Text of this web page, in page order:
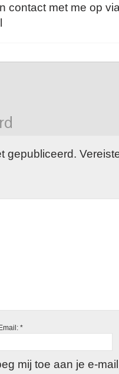
contact met me op
gepubliceerd.
*
mij toe aan je e-